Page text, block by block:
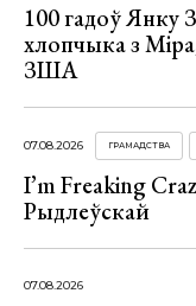
100 гадоў Янку
хлопчыка з
ЗША
07.08.2026 ГРАМАДСТВА
I’m Freaking
Рыдлеўскай
07.08.2026